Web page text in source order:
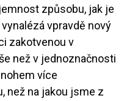
způsobu, jak je
vpravdě nový
zakotvenou v
než v jednoznačnosti
více
než na jakou jsme z